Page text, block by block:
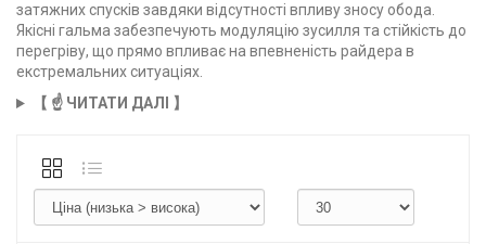
затяжних спусків завдяки відсутності впливу зносу обода.
Якісні гальма забезпечують модуляцію зусилля та стійкість до
перегріву, що прямо впливає на впевненість райдера в
екстремальних ситуаціях.
【 ☝️ ЧИТАТИ ДАЛІ 】